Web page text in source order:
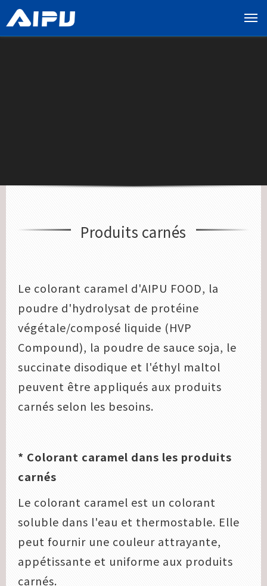
展
Produits carnés
Le colorant caramel d'AIPU FOOD, la
poudre d'hydrolysat de protéine
végétale/composé liquide (HVP
Compound), la poudre de sauce soja, le
succinate disodique et l'éthyl maltol
peuvent être appliqués aux produits
carnés selon les besoins.
* Colorant caramel dans les produits
carnés
Le colorant caramel est un colorant
soluble dans l'eau et thermostable. Elle
peut fournir une couleur attrayante,
appétissante et uniforme aux produits
carnés.